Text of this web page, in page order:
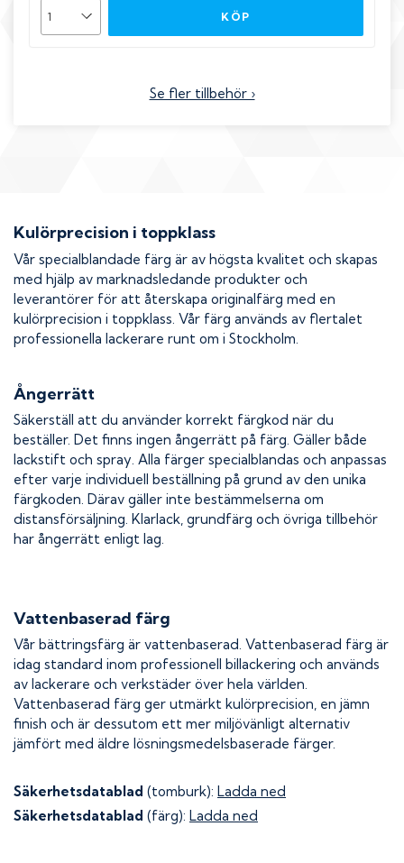
KÖP
Se fler tillbehör ›
Kulörprecision i toppklass
Vår specialblandade färg är av högsta kvalitet och skapas
med hjälp av marknadsledande produkter och
leverantörer för att återskapa originalfärg med en
kulörprecision i toppklass. Vår färg används av flertalet
professionella lackerare runt om i Stockholm.
Ångerrätt
Säkerställ att du använder korrekt färgkod när du
beställer. Det finns ingen ångerrätt på färg. Gäller både
lackstift och spray. Alla färger specialblandas och anpassas
efter varje individuell beställning på grund av den unika
färgkoden. Därav gäller inte bestämmelserna om
distansförsäljning. Klarlack, grundfärg och övriga tillbehör
har ångerrätt enligt lag.
Vattenbaserad färg
Vår bättringsfärg är vattenbaserad. Vattenbaserad färg är
idag standard inom professionell billackering och används
av lackerare och verkstäder över hela världen.
Vattenbaserad färg ger utmärkt kulörprecision, en jämn
finish och är dessutom ett mer miljövänligt alternativ
jämfört med äldre lösningsmedelsbaserade färger.
Säkerhetsdatablad (tomburk): Ladda ned
Säkerhetsdatablad (färg): Ladda ned